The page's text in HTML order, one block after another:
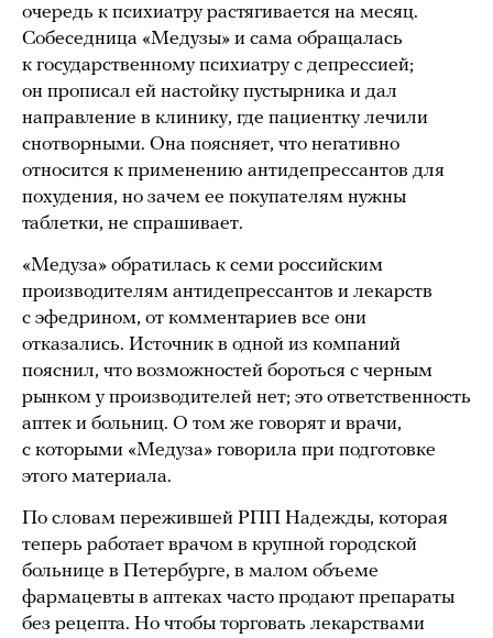
очередь к психиатру растягивается на месяц.
Собеседница «Медузы» и сама обращалась
к государственному психиатру с депрессией;
он прописал ей настойку пустырника и дал
направление в клинику, где пациентку лечили
снотворными. Она поясняет, что негативно
относится к применению антидепрессантов для
похудения, но зачем ее покупателям нужны
таблетки, не спрашивает.
«Медуза» обратилась к семи российским
производителям антидепрессантов и лекарств
с эфедрином, от комментариев все они
отказались. Источник в одной из компаний
пояснил, что возможностей бороться с черным
рынком у производителей нет; это ответственность
аптек и больниц. О том же говорят и врачи,
с которыми «Медуза» говорила при подготовке
этого материала.
По словам пережившей РПП Надежды, которая
теперь работает врачом в крупной городской
больнице в Петербурге, в малом объеме
фармацевты в аптеках часто продают препараты
без рецепта. Но чтобы торговать лекарствами